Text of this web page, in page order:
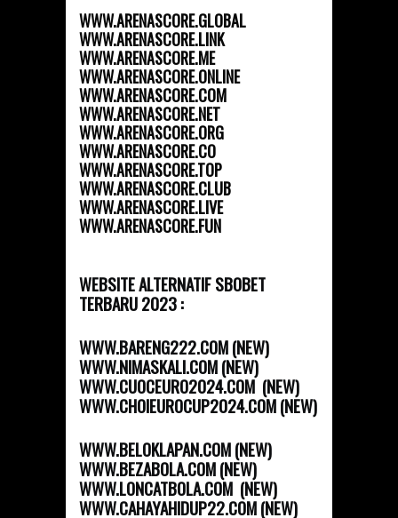
WWW.ARENASCORE.GLOBAL
WWW.ARENASCORE.LINK
WWW.ARENASCORE.ME
WWW.ARENASCORE.ONLINE
WWW.ARENASCORE.COM
WWW.ARENASCORE.NET
WWW.ARENASCORE.ORG
WWW.ARENASCORE.CO
WWW.ARENASCORE.TOP
WWW.ARENASCORE.CLUB
WWW.ARENASCORE.LIVE
WWW.ARENASCORE.FUN
WEBSITE ALTERNATIF SBOBET
TERBARU 2023 :
WWW.BARENG222.COM (NEW)
WWW.NIMASKALI.COM (NEW)
WWW.CUOCEURO2024.COM (NEW)
WWW.CHOIEUROCUP2024.COM (NEW)
WWW.BELOKLAPAN.COM (NEW)
WWW.BEZABOLA.COM (NEW)
WWW.LONCATBOLA.COM (NEW)
WWW.CAHAYAHIDUP22.COM (NEW)